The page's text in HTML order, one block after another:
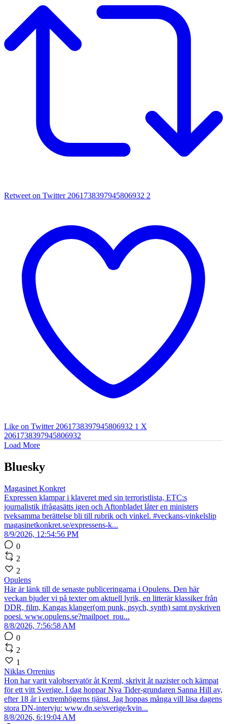
Retweet on Twitter 2061738397945806932 2
Like on Twitter 2061738397945806932 1 X
2061738397945806932
Load More
Bluesky
Magasinet Konkret
Expressen klampar i klaveret med sin terroristlista, ETC:s
journalistik ifrågasätts igen och Aftonbladet låter en ministers
tveksamma berättelse bli till rubrik och vinkel. #veckans-vinkelslip
magasinetkonkret.se/expressens-k...
8/9/2026, 12:54:56 PM
0
2
2
Opulens
Här är länk till de senaste publiceringarna i Opulens. Den här
veckan bjuder vi på texter om aktuell lyrik, en litterär klassiker från
DDR, film, Kangas klanger(om punk, psych, synth) samt nyskriven
poesi. www.opulens.se?mailpoet_rou...
8/8/2026, 7:56:58 AM
0
2
1
Niklas Orrenius
Hon har varit valobservatör åt Kreml, skrivit åt nazister och kämpat
för ett vitt Sverige. I dag hoppar Nya Tider-grundaren Sanna Hill av,
efter 18 år i extremhögerns tjänst. Jag hoppas många vill läsa dagens
stora DN-intervju: www.dn.se/sverige/kvin...
8/8/2026, 6:19:04 AM